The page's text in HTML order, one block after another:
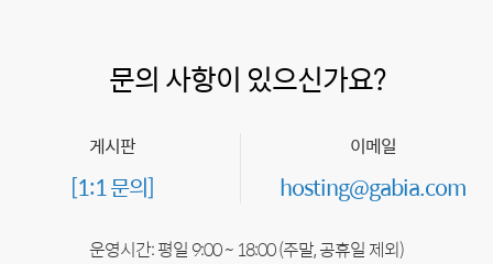
문의 사항이 있으신가요?
게시판
[1:1 문의]
이메일
hosting@gabia.com
운영시간: 평일 9:00 ~ 18:00 (주말, 공휴일 제외)